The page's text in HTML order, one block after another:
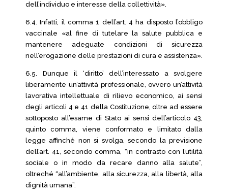
dell’individuo e interesse della collettività».
6.4. Infatti, il comma 1 dell’art. 4 ha disposto l’obbligo
vaccinale «al fine di tutelare la salute pubblica e
mantenere adeguate condizioni di sicurezza
nell’erogazione delle prestazioni di cura e assistenza».
6.5. Dunque il ‘diritto’ dell’interessato a svolgere
liberamente un’attività professionale, ovvero un’attività
lavorativa intellettuale di rilievo economico, ai sensi
degli articoli 4 e 41 della Costituzione, oltre ad essere
sottoposto all’esame di Stato ai sensi dell’articolo 43,
quinto comma, viene conformato e limitato dalla
legge affinché non si svolga, secondo la previsione
dell’art. 41, secondo comma, “in contrasto con l’utilità
sociale o in modo da recare danno alla salute”,
oltreché “all’ambiente, alla sicurezza, alla libertà, alla
dignità umana”.